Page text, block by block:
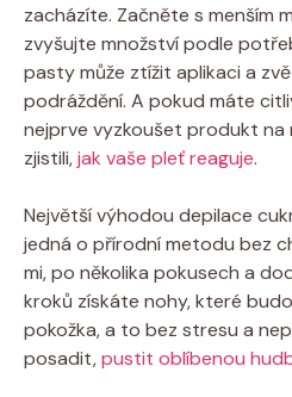
zacházíte. Začněte s menším
zvyšujte množství podle
pasty může ztížit aplikaci a
podráždění. A pokud máte
nejprve vyzkoušet produkt na
zjistili,jak vaše pleť reaguje.
Největší výhodou depilace
jedná o přírodní metodu bez
mi, po několika pokusech a
kroků získáte nohy, které
pokožka, a to bez stresu a
posadit,pustit oblíbenou